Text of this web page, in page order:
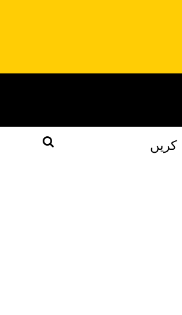
کریں